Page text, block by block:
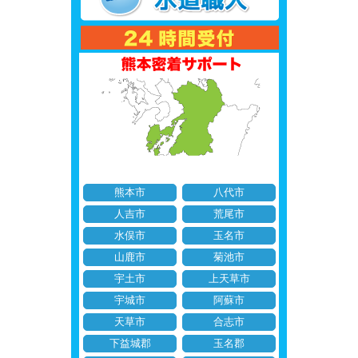
熊本市
八代市
人吉市
荒尾市
水俣市
玉名市
山鹿市
菊池市
宇土市
上天草市
宇城市
阿蘇市
天草市
合志市
下益城郡
玉名郡